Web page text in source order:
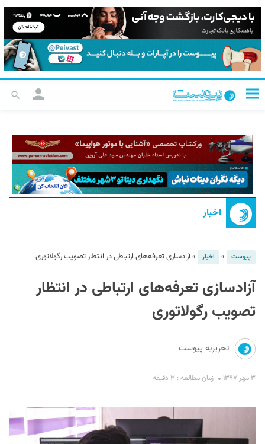
اخبار
پیوست » اخبار »آزادسازی تعرفه‌های ارتباطی در انتظار تصویب رگولاتوری
آزادسازی تعرفه‌های ارتباطی در انتظار
تصویب رگولاتوری
تحریریه پیوست
۳ مهر ۱۳۹۷ زمان مطالعه : ۳ دقیقه